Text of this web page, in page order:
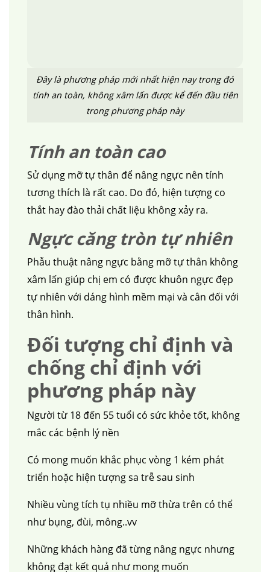
Đây là phương pháp mới nhất hiện nay trong đó
tính an toàn, không xâm lấn được kể đến đầu tiên
trong phương pháp này
Tính an toàn cao
Sử dụng mỡ tự thân để nâng ngực nên tính
tương thích là rất cao. Do đó, hiện tượng co
thắt hay đào thải chất liệu không xảy ra.
Ngực căng tròn tự nhiên
Phẫu thuật nâng ngực bằng mỡ tự thân không
xâm lấn giúp chị em có được khuôn ngực đẹp
tự nhiên với dáng hình mềm mại và cân đối với
thân hình.
Đối tượng chỉ định và
chống chỉ định với
phương pháp này
Người từ 18 đến 55 tuổi có sức khỏe tốt, không
mắc các bệnh lý nền
Có mong muốn khắc phục vòng 1 kém phát
triển hoặc hiện tượng sa trễ sau sinh
Nhiều vùng tích tụ nhiều mỡ thừa trên có thể
như bụng, đùi, mông..vv
Những khách hàng đã từng nâng ngực nhưng
không đạt kết quả như mong muốn